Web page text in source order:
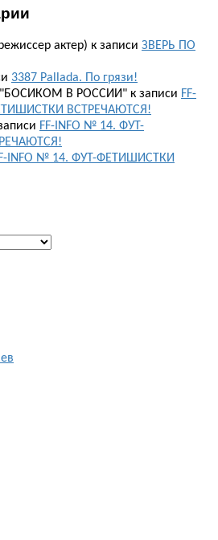
актер) к записи ЗВЕРЬ ПО
3387 Pallada. По грязи!
"БОСИКОМ В РОССИИ" к записи FF-
ВСТРЕЧАЮТСЯ!
FF-INFO № 14. ФУТ-
INFO № 14. ФУТ-ФЕТИШИСТКИ